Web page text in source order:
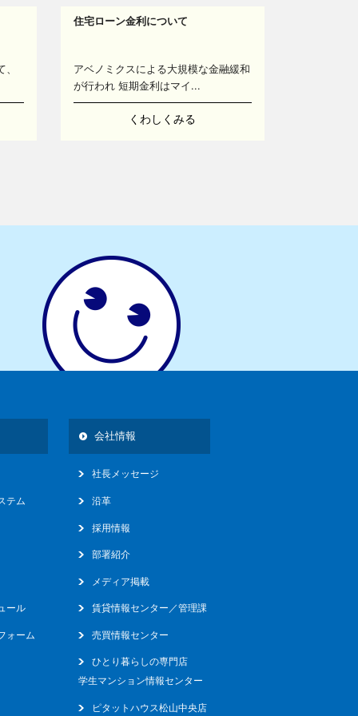
14
16
住宅ローン金利について
アベノミクスによる大規模な金融緩和
が行われ 短期金利はマイ...
くわしくみる
テム
ール
ォーム
会社情報
社長メッセージ
沿革
採用情報
部署紹介
メディア掲載
賃貸情報センター／管理課
売買情報センター
ひとり暮らしの専門店
学生マンション情報センター
ピタットハウス松山中央店